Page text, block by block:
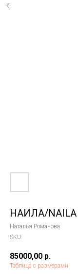
НАИЛА/NAILA
Наталья Романова
SKU:
85000,00 р.
Таблица с размерами